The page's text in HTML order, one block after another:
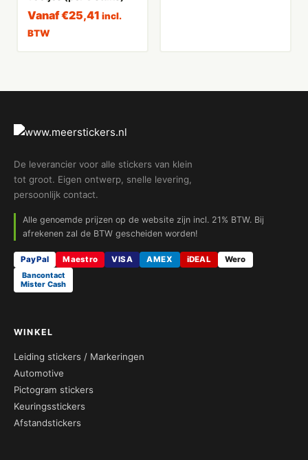
Vanaf€25,41 incl.
BTW
De leverancier voor alle stickers van klein
tot groot. Eigen ontwerp, snelle levering,
persoonlijk contact.
Alle genoemde prijzen op de website zijn incl. 21% BTW. Bij
afrekenen zal de BTW gescheiden worden!
PayPal Maestro VISA AMEX iDEAL
Wero
Bancontact
Mister Cash
WINKEL
Leiding stickers / Markeringen
Automotive
Pictogram stickers
Keuringsstickers
Afstandstickers